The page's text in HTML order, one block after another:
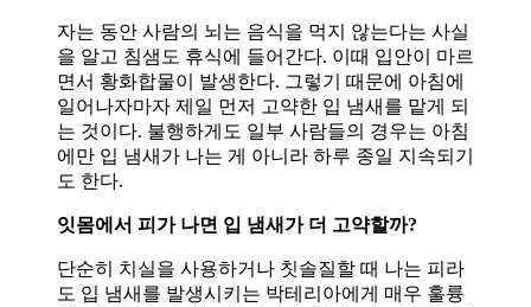
자는 동안 사람의 뇌는 음식을 먹지 않는다는 사실
을 알고 침샘도 휴식에 들어간다. 이때 입안이 마르
면서 황화합물이 발생한다. 그렇기 때문에 아침에
일어나자마자 제일 먼저 고약한 입 냄새를 맡게 되
는 것이다. 불행하게도 일부 사람들의 경우는 아침
에만 입 냄새가 나는 게 아니라 하루 종일 지속되기
도 한다.
잇몸에서 피가 나면 입 냄새가 더 고약할까?
단순히 치실을 사용하거나 칫솔질할 때 나는 피라
도 입 냄새를 발생시키는 박테리아에게 매우 훌륭